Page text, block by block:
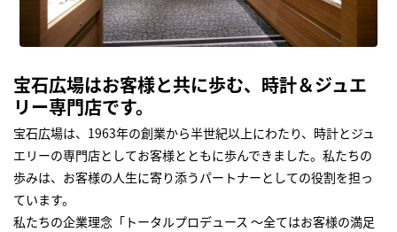
宝石広場はお客様と共に歩む、時計＆ジュエ
リー専門店です。
宝石広場は、1963年の創業から半世紀以上にわたり、時計とジュ
エリーの専門店としてお客様とともに歩んできました。私たちの
歩みは、お客様の人生に寄り添うパートナーとしての役割を担っ
ています。
私たちの企業理念「トータルプロデュース ～全てはお客様の満足